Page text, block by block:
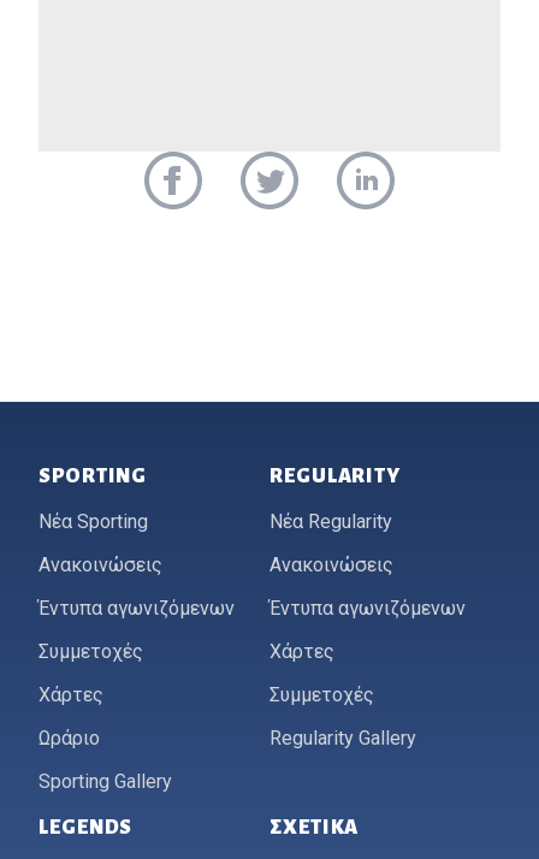
SPORTING
Νέα Sporting
Ανακοινώσεις
Έντυπα αγωνιζόμενων
Συμμετοχές
Χάρτες
Ωράριο
Sporting Gallery
REGULARITY
Νέα Regularity
Ανακοινώσεις
Έντυπα αγωνιζόμενων
Χάρτες
Συμμετοχές
Regularity Gallery
LEGENDS ΣΧΕΤΙΚΆ